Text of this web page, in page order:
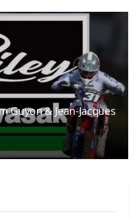
Guyon & Jean-Jacques